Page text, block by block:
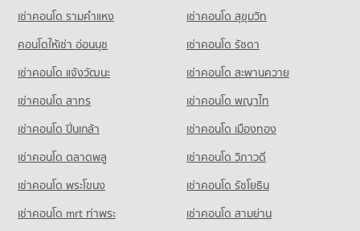
คอนโดให้เช่า รร.นานาชาติเบิร์คลีย์
มีคอนโดให้เช่า 10,802 ประกาศ
ขายคอนโด รร.นานาชาติเบิร์คลีย์
มีคอนโดขาย 3,678 ประกาศ
ขายคอนโด สุขุมวิท 93
มีคอนโดขาย 221 ประกาศ
คอนโด ซอยปุณณวิถี (สุขุมวิท 101)
98 โครงการ
คอนโดให้เช่า ซอยปุณณวิถี (สุขุมวิท 101)
ขายคอนโด ซอยปุณณวิถี (สุขุมวิท 101)
มีคอนโดขาย 1,497 ประกาศ
เช่าคอนโด รามคําแหง
เช่าคอนโด สุขุมวิท
คอนโดให้เช่า อ่อนนุช
เช่าคอนโด รัชดา
เช่าคอนโด แจ้งวัฒนะ
เช่าคอนโด สะพานควาย
เช่าคอนโด สาทร
เช่าคอนโด พญาไท
เช่าคอนโด ปิ่นเกล้า
เช่าคอนโด เมืองทอง
เช่าคอนโด ตลาดพลู
เช่าคอนโด วิภาวดี
เช่าคอนโด พระโขนง
เช่าคอนโด รัชโยธิน
เช่าคอนโด mrt ท่าพระ
เช่าคอนโด สามย่าน